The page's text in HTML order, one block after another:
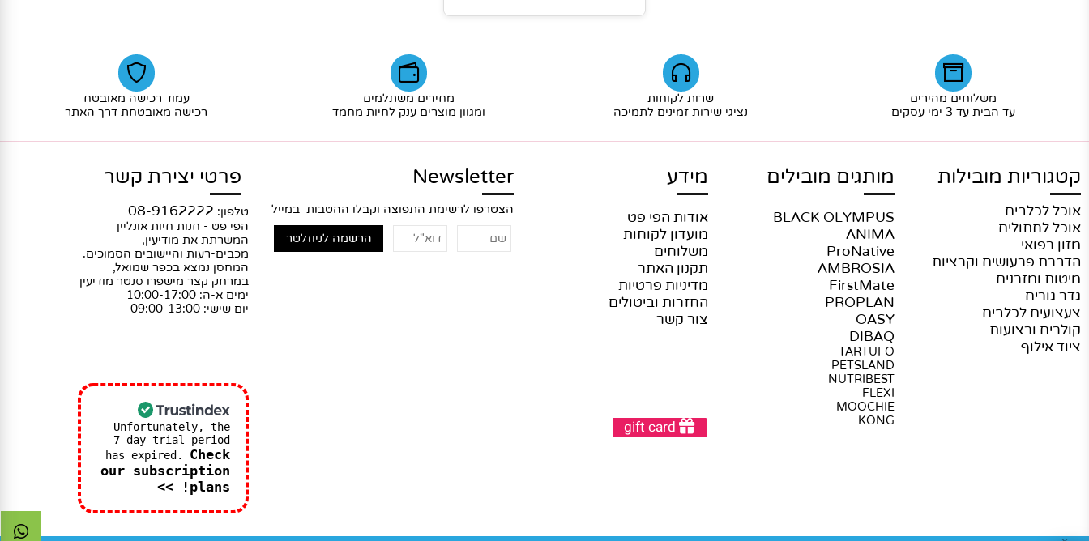
הוספה לסל
משלוחים מהירים שרות לקוחות מחירים משתלמים עמוד רכישה מאובטח
מובילות
וקרציות
מותגים מובילים
BLACK OLYMPUS
ANIMA
ProNative
AMBROSIA
FirstMate
PROPLAN
OASY
DIBAQ
TARTUFO
PETSLAND
מידע
אודות הפי פט
מועדון לקוחות
משלוחים
תקנון האתר
Newsletter
הצטרפו לרשימת התפוצה וקבלו ההטבות במייל
פרטי יצירת קשר
טלפון:08-9162222
הפי פט - חנות חיות אונליין
המשרתת את מודיעין,
מכבים-רעות והיישובים הסמוכים.
המחסן נמצא בכפר שמואל,
Unfortunately, the
7-day trial period
has expired.Check